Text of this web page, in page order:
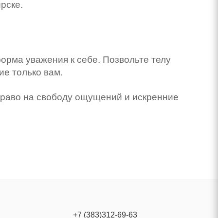
уважения к себе. Позвольте телу
только вам.
на свободу ощущений и искренние
+7 (383)312-69-63